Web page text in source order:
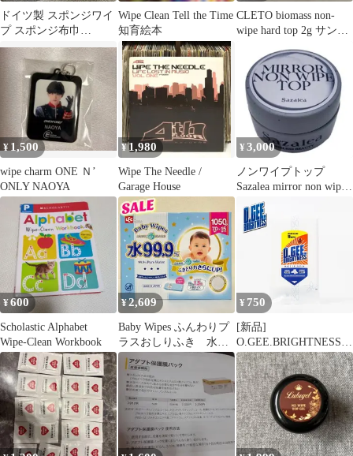
ドイツ製 スポンジワイ
プ スポンジ布巾
Schwammtücher 2袋
Wipe Clean Tell the Time
知育絵本
CLETO biomass non-
wipe hard top 2g サンプ
¥ 1,500
wipe charm ONE Ｎ’
ONLY NAOYA
¥1,980
Wipe The Needle /
Garage House
¥ 3,000
ノンワイプトップ
Sazalea mirror non wipe
¥600
Scholastic Alphabet
Wipe-Clean Workbook
¥2,609
Baby Wipes ふんわりプ
ラスおしりふき 水
99.9% 大判 1箱
¥ 750
[新品]
O.GEE.BRIGHTNESS
オージーブライトネス
WIPE for Lights stains
スニーカークリーナ
ー 掃除用具 スニー
カー用